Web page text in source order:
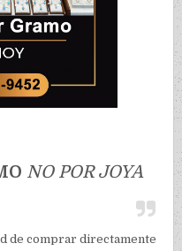
NO POR JOYA
de comprar directamente